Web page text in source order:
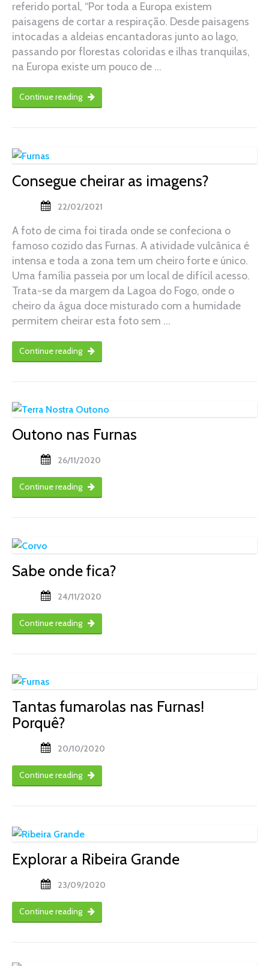
referido portal, “Por toda a Europa existem
paisagens de cortar a respiração. Desde paisagens
intocadas a aldeias encantadoras junto ao lago,
passando por florestas coloridas e ilhas tranquilas,
na Europa existe um pouco de …
Continue reading
Consegue cheirar as imagens?
22/02/2021
A foto de cima foi tirada onde se confeciona o
famoso cozido das Furnas. A atividade vulcânica é
intensa e toda a zona tem um cheiro forte e único.
Uma família passeia por um local de difícil acesso.
Trata-se da margem da Lagoa do Fogo, onde o
cheiro da água doce misturado com a humidade
permitem cheirar esta foto sem …
Continue reading
Outono nas Furnas
26/11/2020
Continue reading
Sabe onde fica?
24/11/2020
Continue reading
Tantas fumarolas nas Furnas!
Porquê?
20/10/2020
Continue reading
Explorar a Ribeira Grande
23/09/2020
Continue reading